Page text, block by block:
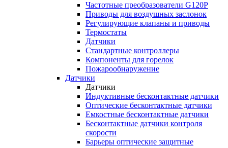
Частотные преобразователи G120P
Приводы для воздушных заслонок
Регулирующие клапаны и приводы
Термостаты
Датчики
Стандартные контроллеры
Компоненты для горелок
Пожарообнаружение
Датчики
Датчики
Индуктивные бесконтактные датчики
Оптические бесконтактные датчики
Емкостные бесконтактные датчики
Бесконтактные датчики контроля
скорости
Барьеры оптические защитные